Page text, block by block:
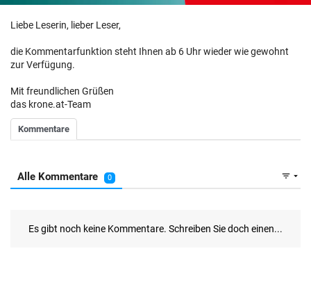
Liebe Leserin, lieber Leser,
die Kommentarfunktion steht Ihnen ab 6 Uhr wieder wie gewohnt
zur Verfügung.
Mit freundlichen Grüßen
das krone.at-Team